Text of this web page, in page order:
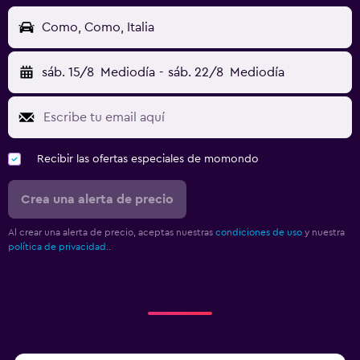
Como, Como, Italia
sáb. 15/8 Mediodía - sáb. 22/8 Mediodía
Recibir las ofertas especiales de momondo
Crea una alerta de precio
Al crear una alerta de precio, aceptas nuestras condiciones de uso y nuestra
política de privacidad..